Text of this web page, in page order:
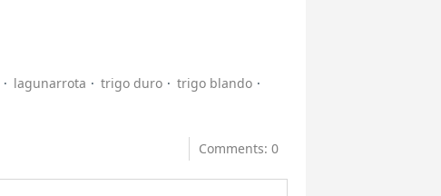
lagunarrota trigo duro
trigo blando
Comments: 0